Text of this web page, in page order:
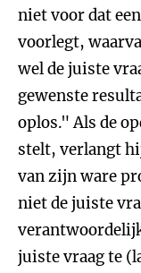
niet voor dat
voorlegt,
wel de juiste
gewenste
oplos." Als de
stelt, verlangt
van zijn ware
niet de juiste
juiste vraag te